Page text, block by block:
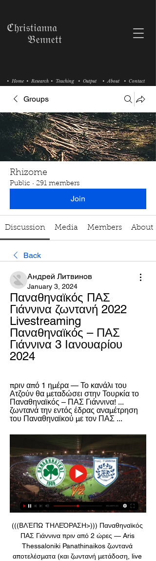
• Research • Teaching
• Home • Output • About • Contact
ℭ𝔥𝔯𝔦𝔰𝔱𝔦𝔞𝔫𝔫𝔞
𝔅𝔢𝔫𝔫𝔢𝔱𝔱
Groups
Rhizome
Public · 291 members
Join
Discussion Media Members About
Back
Андрей Литвинов
January 3, 2024
Παναθηναϊκός ΠΑΣ
Γιάννινα ζωντανή 2022
Livestreaming
Παναθηναϊκός – ΠΑΣ
Γιάννινα 3 Ιανουαρίου
2024
πριν από 1 ημέρα — Το κανάλι του
Ατζούν θα μεταδώσει στην Τουρκία το
Παναθηναϊκός – ΠΑΣ Γιάννινα! ...
ζωντανά την εντός έδρας αναμέτρηση
του Παναθηναϊκού με τον ΠΑΣ ...
(((ΒΛΈΠΩ ΤΗΛΕΌΡΑΣΗ>))) Παναθηναϊκός
ΠΑΣ Γιάννινα πριν από 2 ώρες — Aris
Thessaloniki Panathinaikos ζωντανά
αποτελέσματα (και ζωντανή μετάδοση, live